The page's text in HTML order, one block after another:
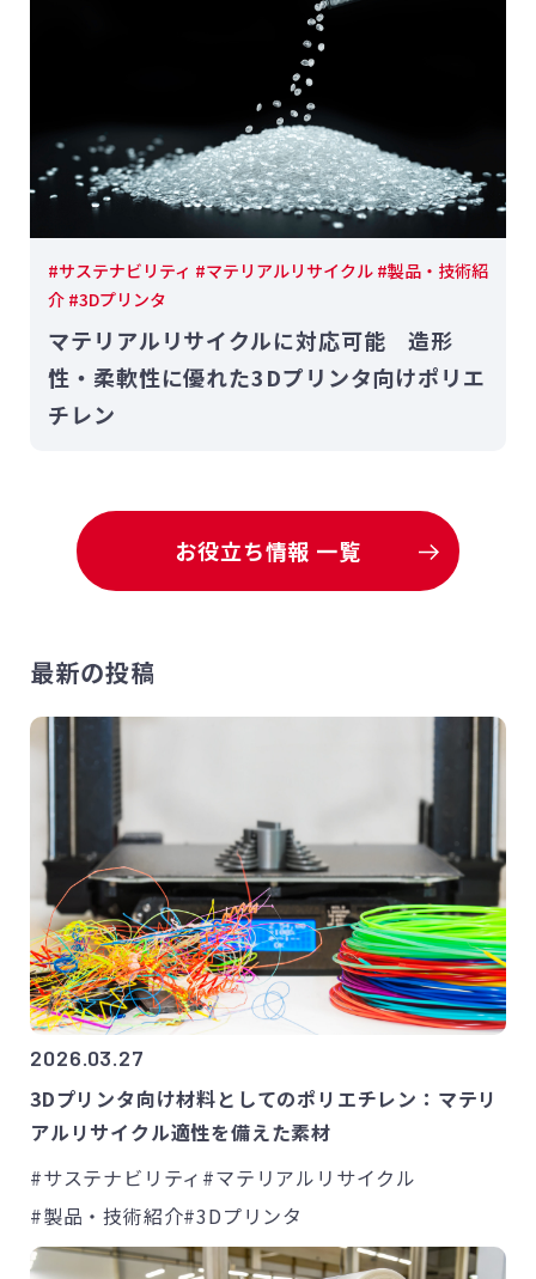
#サステナビリティ #マテリアルリサイクル #製品・技術紹
介 #3Dプリンタ
マテリアルリサイクルに対応可能 造形
性・柔軟性に優れた3Dプリンタ向けポリエ
チレン
お役立ち情報 一覧
最新の投稿
2026.03.27
3Dプリンタ向け材料としてのポリエチレン：マテリ
アルリサイクル適性を備えた素材
#サステナビリティ #マテリアルリサイクル
#製品・技術紹介#3Dプリンタ